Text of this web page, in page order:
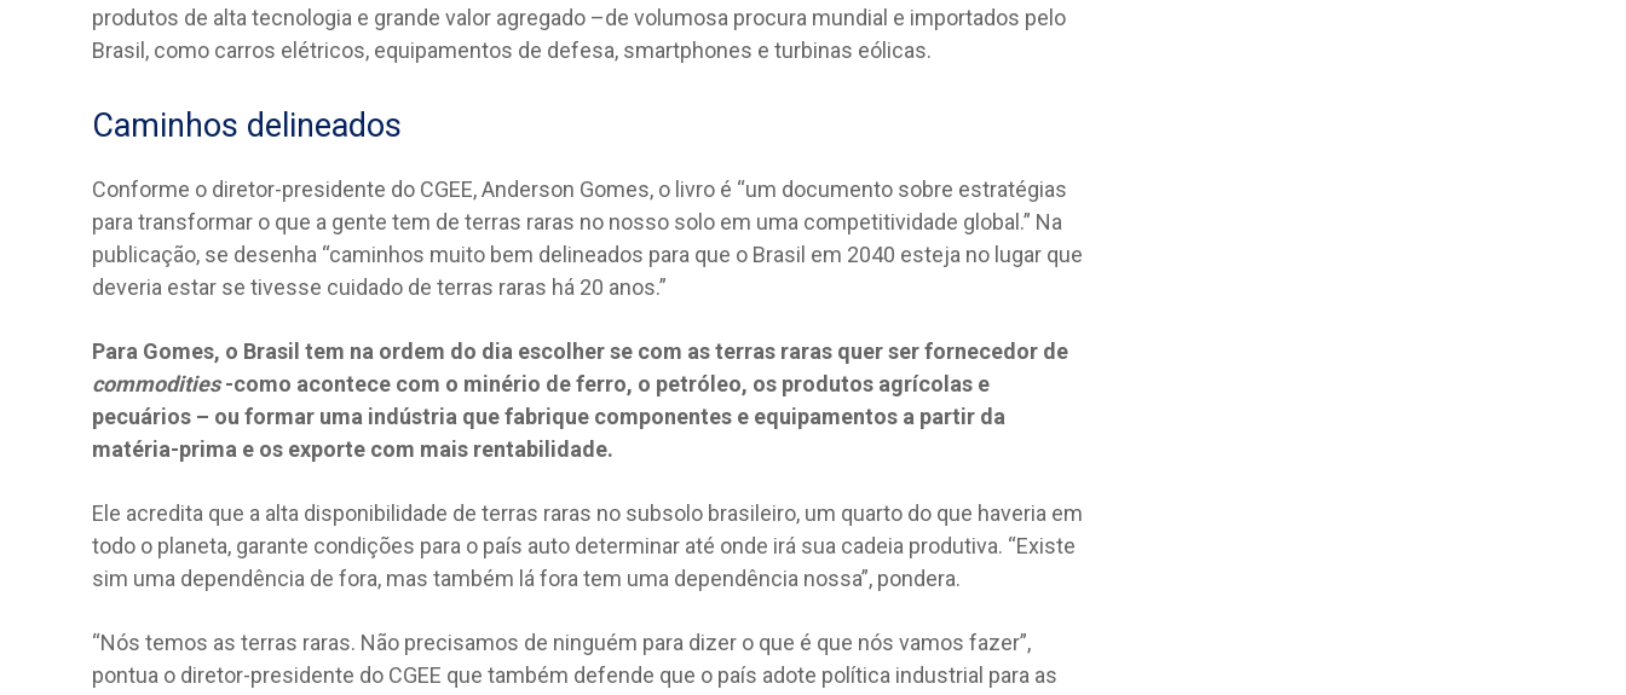
produtos de alta tecnologia e grande valor agregado –de volumosa procura mundial e importados pelo
Brasil, como carros elétricos, equipamentos de defesa, smartphones e turbinas eólicas.
Caminhos delineados
Conforme o diretor-presidente do CGEE, Anderson Gomes, o livro é “um documento sobre estratégias
para transformar o que a gente tem de terras raras no nosso solo em uma competitividade global.” Na
publicação, se desenha “caminhos muito bem delineados para que o Brasil em 2040 esteja no lugar que
deveria estar se tivesse cuidado de terras raras há 20 anos.”
Para Gomes, o Brasil tem na ordem do dia escolher se com as terras raras quer ser fornecedor de
commodities-como acontece com o minério de ferro, o petróleo, os produtos agrícolas e
pecuários – ou formar uma indústria que fabrique componentes e equipamentos a partir da
matéria-prima e os exporte com mais rentabilidade.
Ele acredita que a alta disponibilidade de terras raras no subsolo brasileiro, um quarto do que haveria em
todo o planeta, garante condições para o país auto determinar até onde irá sua cadeia produtiva. “Existe
sim uma dependência de fora, mas também lá fora tem uma dependência nossa”, pondera.
“Nós temos as terras raras. Não precisamos de ninguém para dizer o que é que nós vamos fazer”,
pontua o diretor-presidente do CGEE que também defende que o país adote política industrial para as